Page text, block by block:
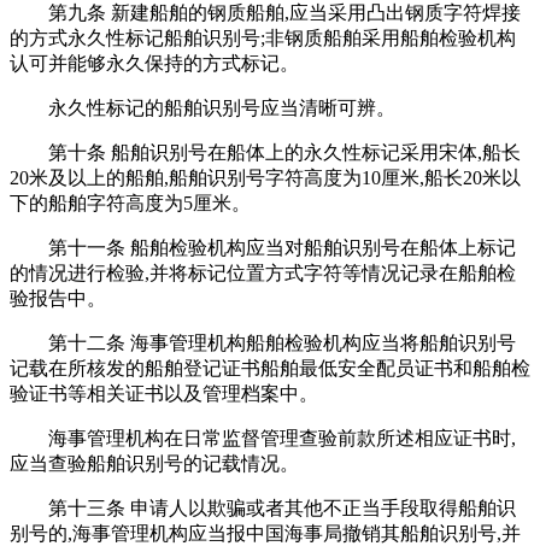
第九条 新建船舶的钢质船舶,应当采用凸出钢质字符焊接
的方式永久性标记船舶识别号;非钢质船舶采用船舶检验机构
认可并能够永久保持的方式标记。
永久性标记的船舶识别号应当清晰可辨。
第十条 船舶识别号在船体上的永久性标记采用宋体,船长
20米及以上的船舶,船舶识别号字符高度为10厘米,船长20米以
下的船舶字符高度为5厘米。
第十一条 船舶检验机构应当对船舶识别号在船体上标记
的情况进行检验,并将标记位置方式字符等情况记录在船舶检
验报告中。
第十二条 海事管理机构船舶检验机构应当将船舶识别号
记载在所核发的船舶登记证书船舶最低安全配员证书和船舶检
验证书等相关证书以及管理档案中。
海事管理机构在日常监督管理查验前款所述相应证书时,
应当查验船舶识别号的记载情况。
第十三条 申请人以欺骗或者其他不正当手段取得船舶识
别号的,海事管理机构应当报中国海事局撤销其船舶识别号,并